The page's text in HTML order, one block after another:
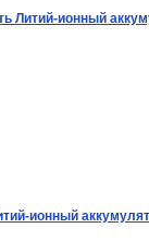
Литий-ионный
ионный